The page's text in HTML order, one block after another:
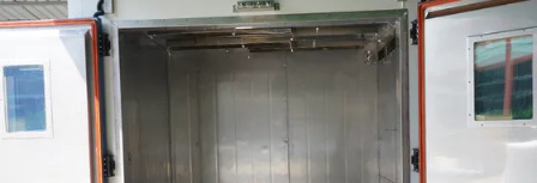
NOUVELLES
LES
AFFAIRES